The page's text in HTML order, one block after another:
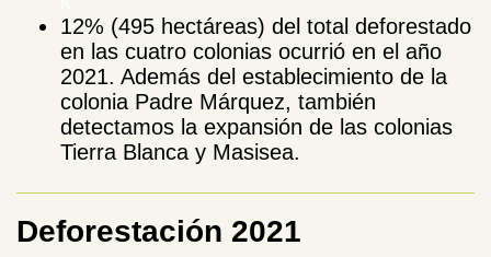
12% (495 hectáreas) del total deforestado
en las cuatro colonias ocurrió en el año
2021. Además del establecimiento de la
colonia Padre Márquez, también
detectamos la expansión de las colonias
Tierra Blanca y Masisea.
Deforestación 2021